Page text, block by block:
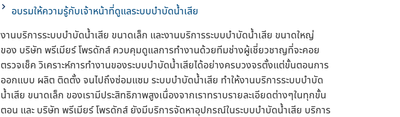
อบรมให้ความรู้กับเจ้าหน้าที่ดูแลระบบบำบัดน้ำเสีย
งานบริการระบบบำบัดน้ำเสีย ขนาดเล็ก และงานบริการระบบบำบัดน้ำเสีย ขนาดใหญ่
ของ บริษัท พรีเมียร์ โพรดักส์ ควบคุมดูแลการทำงานด้วยทีมช่างผู้เชี่ยวชาญที่จะคอย
ตรวจเช็ค วิเคราะห์การทำงานของระบบบำบัดน้ำเสียได้อย่างครบวงจรตั้งแต่ขั้นตอนการ
ออกแบบ ผลิต ติดตั้ง จนไปถึงซ่อมแซม ระบบบำบัดน้ำเสีย ทำให้งานบริการระบบบำบัด
น้ำเสีย ขนาดเล็ก ของเรามีประสิทธิภาพสูงเนื่องจากเราทราบรายละเอียดต่างๆในทุกขั้น
ตอน และ บริษัท พรีเมียร์ โพรดักส์ ยังมีบริการจัดหาอุปกรณ์ในระบบบำบัดน้ำเสีย บริการ